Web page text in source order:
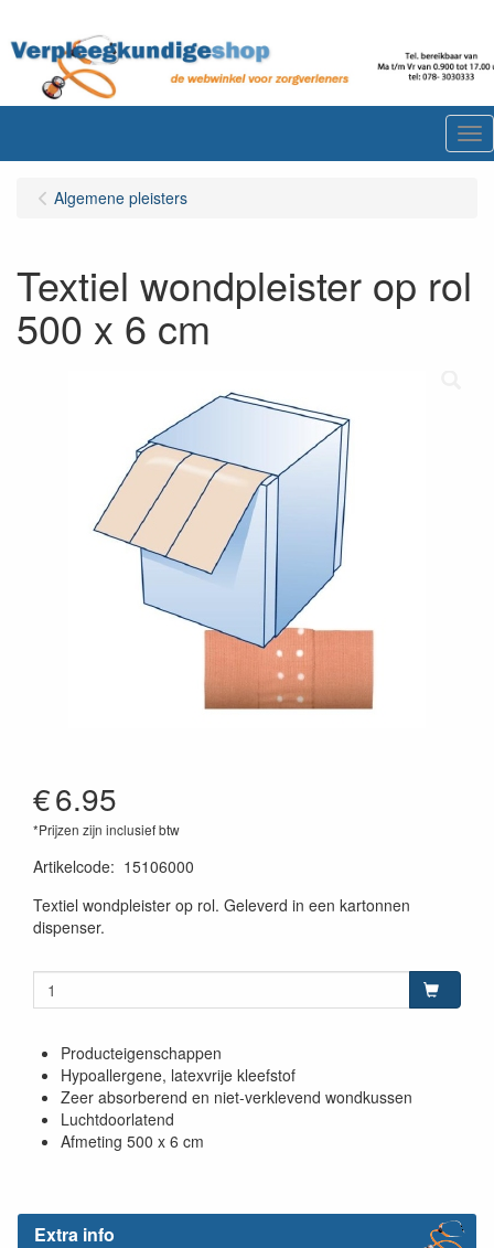
Extra info
Algemene pleisters
Textiel wondpleister op rol
500 x 6 cm
€6.95
*Prijzen zijn inclusief btw
Artikelcode: 15106000
Textiel wondpleister op rol. Geleverd in een kartonnen
dispenser.
Producteigenschappen
Hypoallergene, latexvrije kleefstof
Zeer absorberend en niet-verklevend wondkussen
Luchtdoorlatend
Afmeting 500 x 6 cm